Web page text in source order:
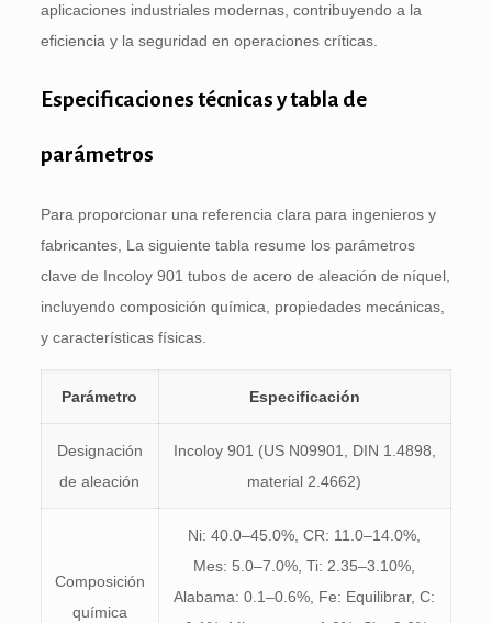
aplicaciones industriales modernas, contribuyendo a la
eficiencia y la seguridad en operaciones críticas.
Especificaciones técnicas y tabla de
parámetros
Para proporcionar una referencia clara para ingenieros y
fabricantes, La siguiente tabla resume los parámetros
clave de Incoloy 901 tubos de acero de aleación de níquel,
incluyendo composición química, propiedades mecánicas,
y características físicas.
Parámetro Especificación
Designación
de aleación
Incoloy 901 (US N09901, DIN 1.4898,
material 2.4662)
Composición
química
Ni: 40.0–45.0%, CR: 11.0–14.0%,
Mes: 5.0–7.0%, Ti: 2.35–3.10%,
Alabama: 0.1–0.6%, Fe: Equilibrar, C: